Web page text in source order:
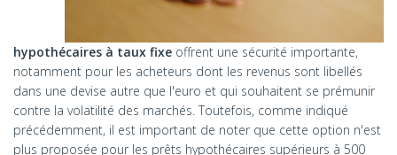
hypothécaires à taux fixe offrent une sécurité importante,
notamment pour les acheteurs dont les revenus sont libellés
dans une devise autre que l'euro et qui souhaitent se prémunir
contre la volatilité des marchés. Toutefois, comme indiqué
précédemment, il est important de noter que cette option n'est
plus proposée pour les prêts hypothécaires supérieurs à 500